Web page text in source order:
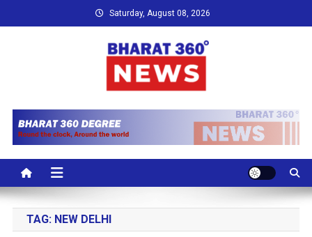
to
Saturday, August 08, 2026
Bharat 360 Degree News
TAG: NEW DELHI